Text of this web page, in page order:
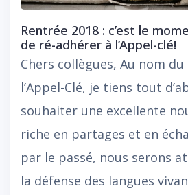
Rentrée 2018 : c’est le
de ré-adhérer à l’Appel-clé!
Chers collègues, Au nom
l’Appel-Clé, je tiens tout
souhaiter une excellente
riche en partages et en
par le passé, nous serons
la défense des langues